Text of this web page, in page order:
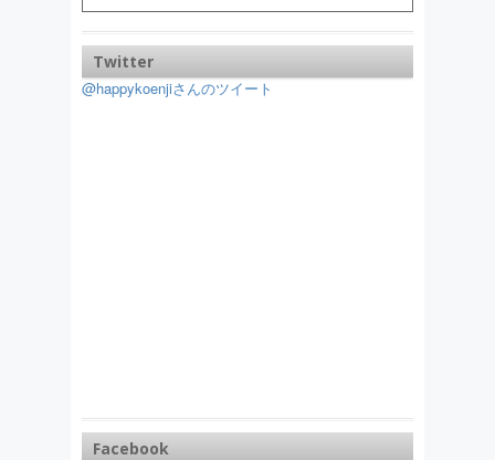
Twitter
@happykoenjiさんのツイート
Facebook